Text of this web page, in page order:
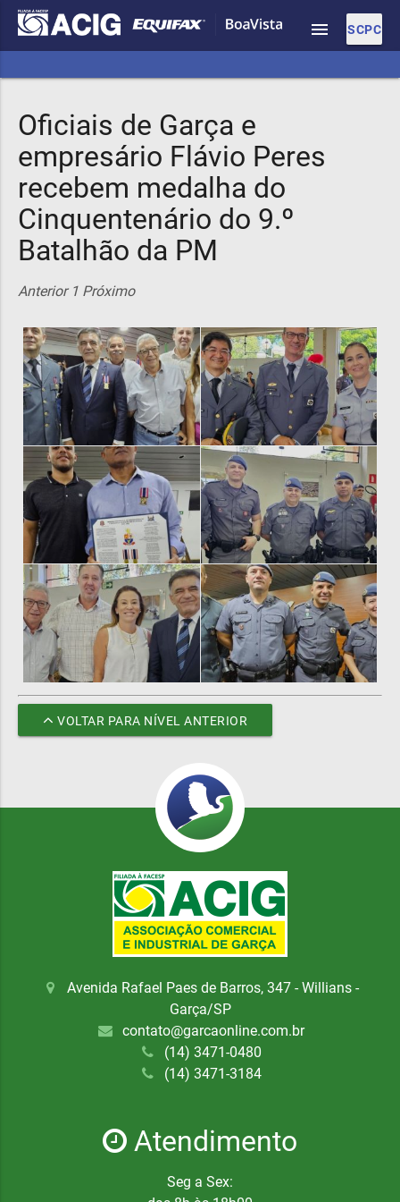
SCPC
menu
Oficiais de Garça e
empresário Flávio Peres
recebem medalha do
Cinquentenário do 9.º
Batalhão da PM
Anterior 1 Próximo
VOLTAR PARA NÍVEL ANTERIOR
Avenida Rafael Paes de Barros, 347 - Willians -
Garça/SP
contato@garcaonline.com.br
(14) 3471-0480
(14) 3471-3184
Atendimento
Seg a Sex: